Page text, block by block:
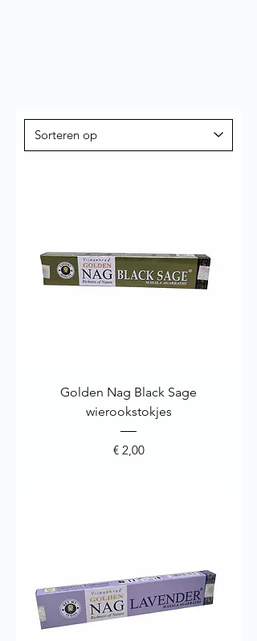
Golden Nag Black Sage
wierookstokjes
Prijs
€ 2,00